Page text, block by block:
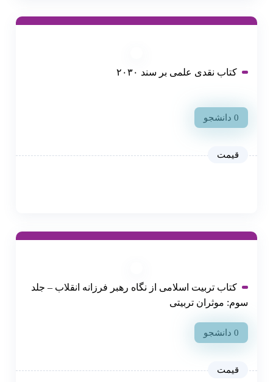
کتاب نقدی علمی بر سند ۲۰۳۰
0 دانشجو
کتاب تربیت اسلامی از نگاه رهبر فرزانه انقلاب – جلد
سوم: موثران تربیتی
0 دانشجو